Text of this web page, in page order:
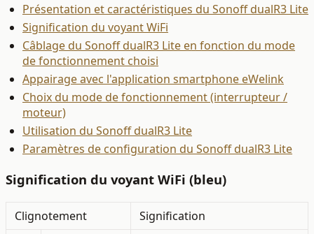
Présentation et caractéristiques du Sonoff dualR3 Lite
Signification du voyant WiFi
Câblage du Sonoff dualR3 Lite en fonction du mode
de fonctionnement choisi
Appairage avec l'application smartphone eWelink
Choix du mode de fonctionnement (interrupteur /
moteur)
Utilisation du Sonoff dualR3 Lite
Paramètres de configuration du Sonoff dualR3 Lite
Signification du voyant WiFi (bleu)
Clignotement Signification